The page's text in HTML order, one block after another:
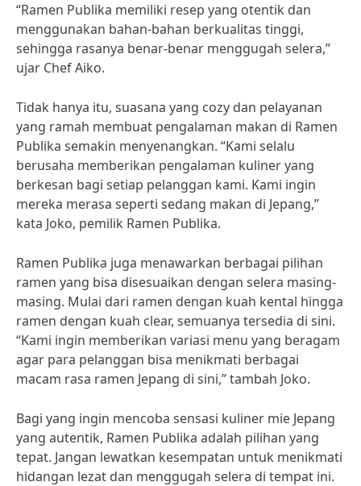
“Ramen Publika memiliki resep yang otentik dan
menggunakan bahan-bahan berkualitas tinggi,
sehingga rasanya benar-benar menggugah selera,”
ujar Chef Aiko.
Tidak hanya itu, suasana yang cozy dan pelayanan
yang ramah membuat pengalaman makan di Ramen
Publika semakin menyenangkan. “Kami selalu
berusaha memberikan pengalaman kuliner yang
berkesan bagi setiap pelanggan kami. Kami ingin
mereka merasa seperti sedang makan di Jepang,”
kata Joko, pemilik Ramen Publika.
Ramen Publika juga menawarkan berbagai pilihan
ramen yang bisa disesuaikan dengan selera masing-
masing. Mulai dari ramen dengan kuah kental hingga
ramen dengan kuah clear, semuanya tersedia di sini.
“Kami ingin memberikan variasi menu yang beragam
agar para pelanggan bisa menikmati berbagai
macam rasa ramen Jepang di sini,” tambah Joko.
Bagi yang ingin mencoba sensasi kuliner mie Jepang
yang autentik, Ramen Publika adalah pilihan yang
tepat. Jangan lewatkan kesempatan untuk menikmati
hidangan lezat dan menggugah selera di tempat ini.